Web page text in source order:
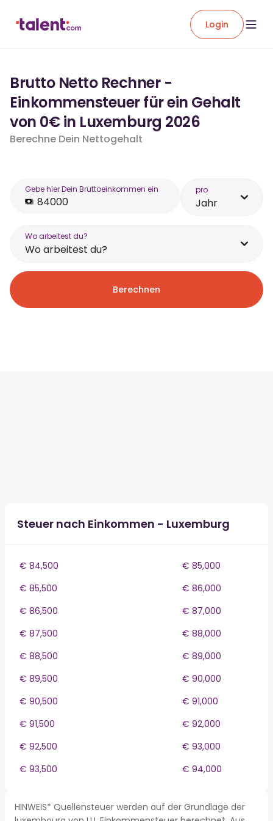
Login
Brutto Netto Rechner -
Einkommensteuer für ein Gehalt
von 0€ in Luxemburg 2026
Berechne Dein Nettogehalt
Gebe hier Dein Bruttoeinkommen ein pro
Jahr
Wo arbeitest du?
Wo arbeitest du?
Berechnen
Steuer nach Einkommen - Luxemburg
€ 84,500
€ 85,000
€ 85,500
€ 86,000
€ 86,500
€ 87,000
€ 87,500
€ 88,000
€ 88,500
€ 89,000
€ 89,500
€ 90,000
€ 90,500
€ 91,000
€ 91,500
€ 92,000
€ 92,500
€ 93,000
€ 93,500
€ 94,000
HINWEIS* Quellensteuer werden auf der Grundlage der